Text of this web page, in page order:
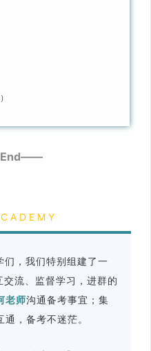
A D E M Y
们，我们特别组建了一
交流、监督学习，进群的
老师沟通备考事宜；集
，备考不迷茫。